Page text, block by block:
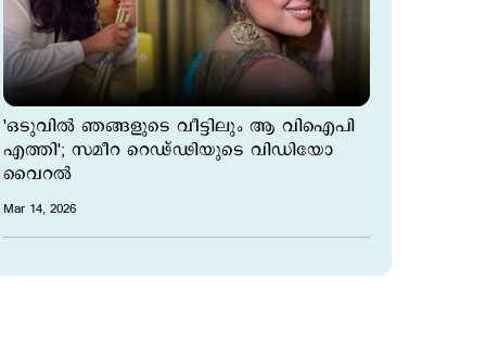
'ഒടുവില്‍ ഞങ്ങളുടെ വീട്ടിലും ആ വിഐപി
എത്തി'; സമീറ റെഢ്ഢിയുടെ വിഡിയോ
വൈറല്‍
Mar 14, 2026